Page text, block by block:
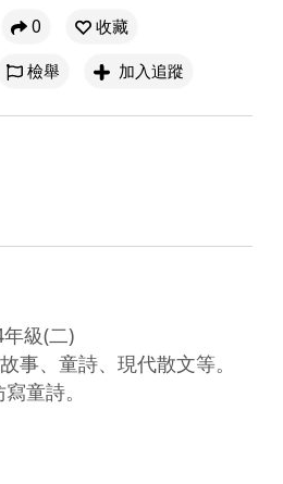
0
收藏
檢舉 加入追蹤
級(二)
事、童詩、現代散文等。
童詩。